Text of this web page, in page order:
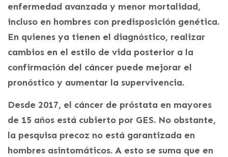
enfermedad avanzada y menor mortalidad,
incluso en hombres con predisposición genética.
En quienes ya tienen el diagnóstico, realizar
cambios en el estilo de vida posterior a la
confirmación del cáncer puede mejorar el
pronóstico y aumentar la supervivencia.
Desde 2017, el cáncer de próstata en mayores
de 15 años está cubierto por GES. No obstante,
la pesquisa precoz no está garantizada en
hombres asintomáticos. A esto se suma que en